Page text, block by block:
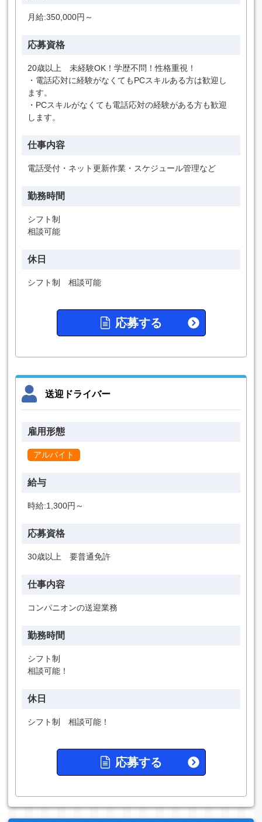
月給:350,000円～
応募資格
20歳以上 未経験OK！学歴不問！性格重視！
・電話応対に経験がなくてもPCスキルある方は歓迎し
ます。
・PCスキルがなくても電話応対の経験がある方も歓迎
します。
仕事内容
電話受付・ネット更新作業・スケジュール管理など
勤務時間
シフト制
相談可能
休日
シフト制 相談可能
応募する
送迎ドライバー
雇用形態
アルバイト
給与
時給:1,300円～
応募資格
30歳以上 要普通免許
仕事内容
コンパニオンの送迎業務
勤務時間
シフト制
相談可能！
休日
シフト制 相談可能！
応募する